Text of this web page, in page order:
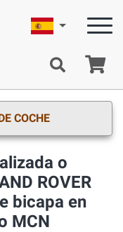
Español
COCHE
o
ROVER
bicapa en
MCN